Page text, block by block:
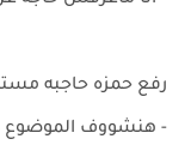
رفع حمزه حاجبه
- هنشووف الموضوع